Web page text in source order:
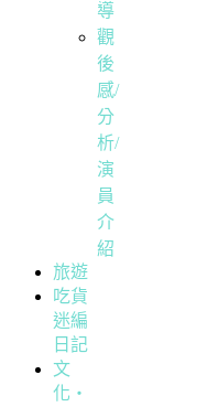
導
觀
後
感/
分
析/
演
員
介
紹
旅遊
吃貨
迷編
日記
文
化・